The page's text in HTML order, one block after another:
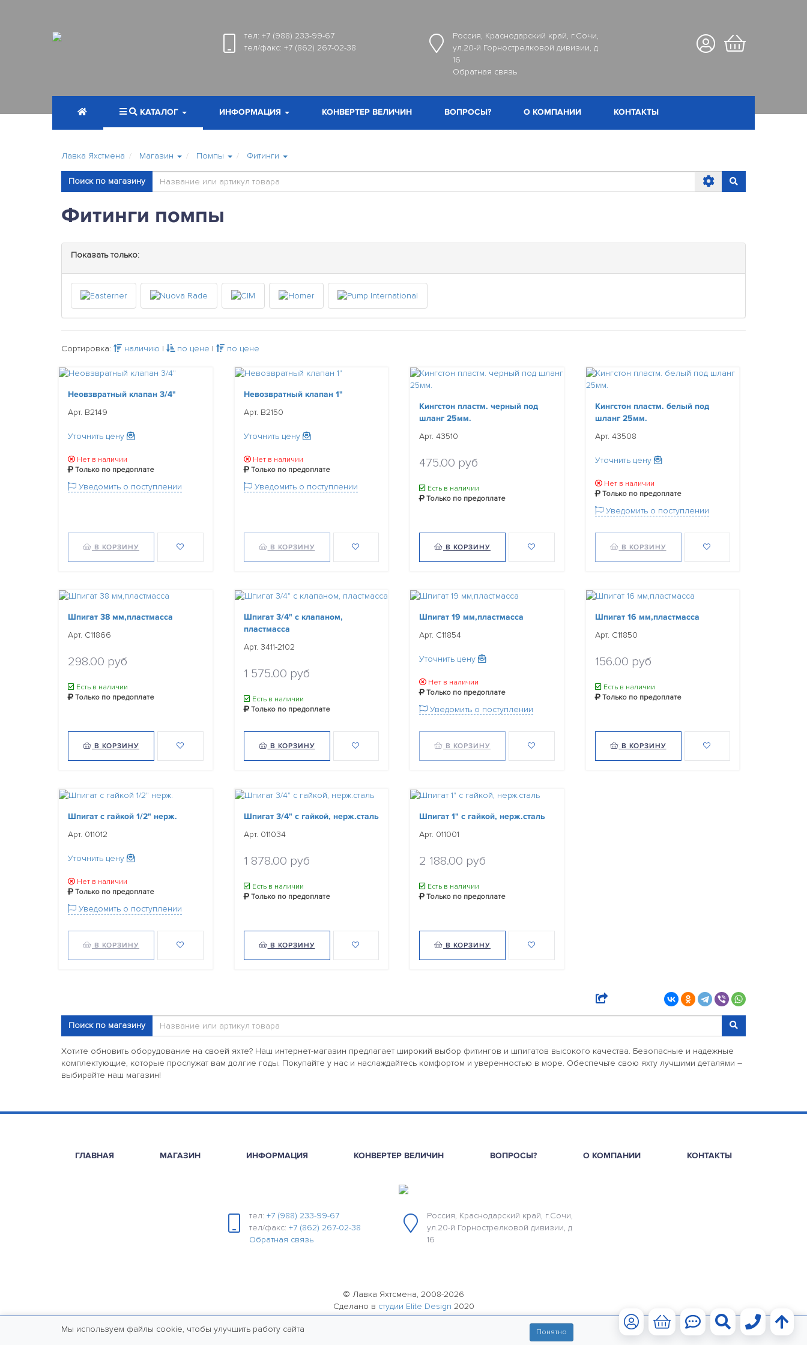
тел: +7 (988) 233-99-67
тел/факс: +7 (862) 267-02-38
Россия, Краснодарский край, г.Сочи,
ул.20-й Горнострелковой дивизии, д
16
Обратная связь
КАТАЛОГ ИНФОРМАЦИЯ КОНВЕРТЕР ВЕЛИЧИН ВОПРОСЫ? О КОМПАНИИ КОНТАКТЫ
Лавка Яхстмена Магазин Помпы Фитинги
Поиск по магазину
Фитинги помпы
Показать только:
Сортировка: наличию | по цене | по цене
Неовзвратный клапан 3/4"
Арт. B2149
Уточнить цену
Нет в наличии
Только по предоплате
Уведомить о поступлении
В КОРЗИНУ
Невозвратный клапан 1"
Арт. B2150
Уточнить цену
Нет в наличии
Только по предоплате
Уведомить о поступлении
В КОРЗИНУ
Кингстон пластм. черный под
шланг 25мм.
Арт. 43510
475.00 руб
Есть в наличии
Только по предоплате
В КОРЗИНУ
Кингстон пластм. белый под
шланг 25мм.
Арт. 43508
Уточнить цену
Нет в наличии
Только по предоплате
Уведомить о поступлении
В КОРЗИНУ
Шпигат 38 мм,пластмасса
Арт. C11866
298.00 руб
Есть в наличии
Только по предоплате
В КОРЗИНУ
Шпигат 3/4" с клапаном,
пластмасса
Арт. 3411-2102
1 575.00 руб
Есть в наличии
Только по предоплате
В КОРЗИНУ
Шпигат 19 мм,пластмасса
Арт. C11854
Уточнить цену
Нет в наличии
Только по предоплате
Уведомить о поступлении
В КОРЗИНУ
Шпигат 16 мм,пластмасса
Арт. C11850
156.00 руб
Есть в наличии
Только по предоплате
В КОРЗИНУ
Шпигат с гайкой 1/2" нерж.
Арт. 011012
Уточнить цену
Нет в наличии
Только по предоплате
Уведомить о поступлении
В КОРЗИНУ
Шпигат 3/4" с гайкой, нерж.сталь
Арт. 011034
1 878.00 руб
Есть в наличии
Только по предоплате
В КОРЗИНУ
Шпигат 1" с гайкой, нерж.сталь
Арт. 011001
2 188.00 руб
Есть в наличии
Только по предоплате
В КОРЗИНУ
Поиск по магазину
Хотите обновить оборудование на своей яхте? Наш интернет-магазин предлагает широкий выбор фитингов и шпигатов высокого качества. Безопасные и надежные
комплектующие, которые прослужат вам долгие годы. Покупайте у нас и наслаждайтесь комфортом и уверенностью в море. Обеспечьте свою яхту лучшими деталями –
выбирайте наш магазин!
ГЛАВНАЯ МАГАЗИН ИНФОРМАЦИЯ КОНВЕРТЕР ВЕЛИЧИН ВОПРОСЫ? О КОМПАНИИ КОНТАКТЫ
тел: +7 (988) 233-99-67
тел/факс: +7 (862) 267-02-38
Обратная связь
Россия, Краснодарский край, г.Сочи,
ул.20-й Горнострелковой дивизии, д
16
© Лавка Яхтсмена, 2008-2026
Сделано в студии Elite Design 2020
политика конфиденциальности
Мы используем файлы cookie, чтобы улучшить работу сайта
Понятно